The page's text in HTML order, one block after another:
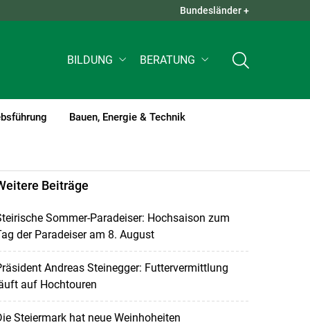
QUICK LINKS +
Bundesländer +
BILDUNG BERATUNG
Bauen, Energie & Technik
Beiträge
Sommer-Paradeiser: Hochsaison zum
der Paradeiser am 8. August
Andreas Steinegger: Futtervermittlung
auf Hochtouren
Steiermark hat neue Weinhoheiten